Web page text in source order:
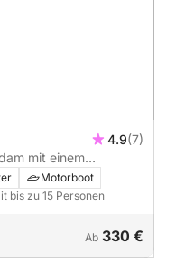
4.9(7)
mit einem
Motorboot
bis zu 15 Personen
Ab 330 €